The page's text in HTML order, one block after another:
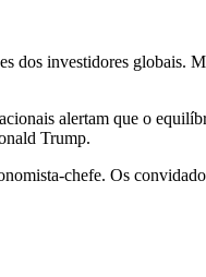
dos investidores globais.
alertam que o
Trump.
chefe. Os